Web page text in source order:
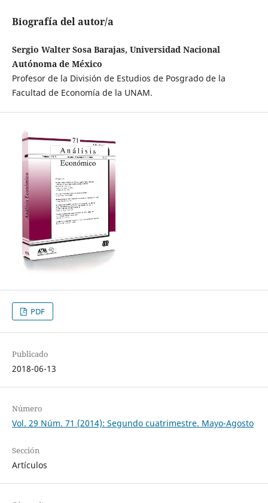
Biografía del autor/a
Sergio Walter Sosa Barajas, Universidad Nacional
Autónoma de México
Profesor de la División de Estudios de Posgrado de la
Facultad de Economía de la UNAM.
PDF
Publicado
2018-06-13
Número
Vol. 29 Núm. 71 (2014): Segundo cuatrimestre. Mayo-Agosto
Sección
Artículos